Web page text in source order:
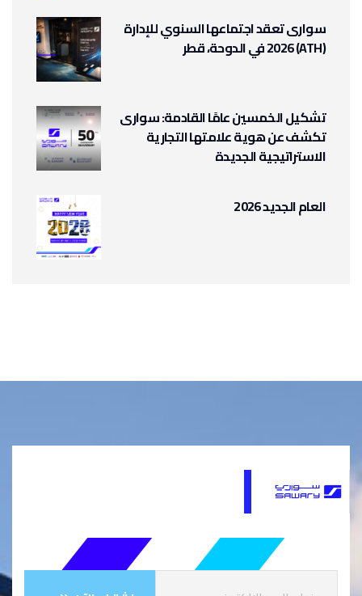
سوارى تعقد اجتماعها السنوي للإدارة
(ATH) 2026 في الدوحة، قطر
تشكيل الخمسين عامًا القادمة: سوارى
تكشف عن هوية علامتها التجارية
الاستراتيجية الجديدة
العام الجديد 2026